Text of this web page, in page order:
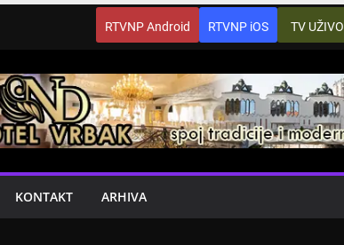
RTVNP Android RTVNP iOS TV UŽIVO
KONTAKT ARHIVA